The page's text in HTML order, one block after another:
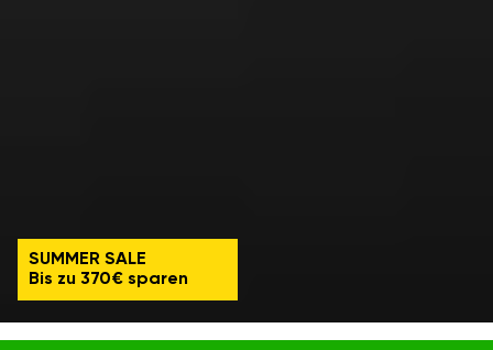
SUMMER SALE
Bis zu 370€ sparen